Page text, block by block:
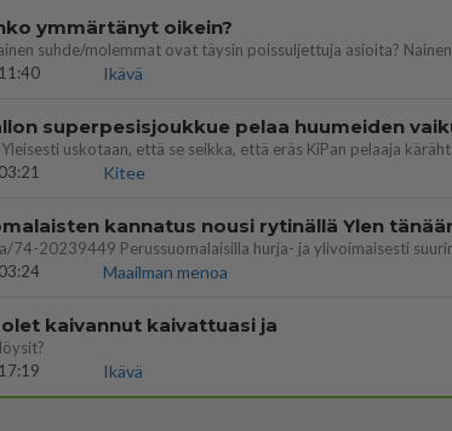
ymmärtänyt oikein?
suhde/molemmat ovat täysin poissuljettuja asioita? Nainen
Ikävä
Kitee
Maailman menoa
kaivannut kaivattuasi ja
Ikävä